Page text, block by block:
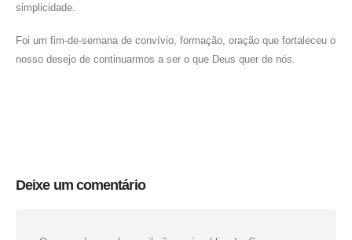
simplicidade.
Foi um fim-de-semana de convívio, formação, oração que fortaleceu o
nosso desejo de continuarmos a ser o que Deus quer de nós.
Deixe um comentário